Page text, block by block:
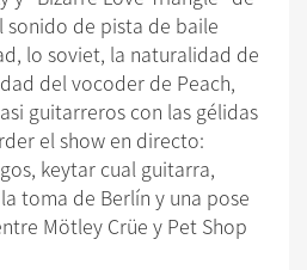
sonido de pista de baile
lo soviet, la naturalidad de
del vocoder de Peach,
guitarreros con las gélidas
el show en directo:
keytar cual guitarra,
toma de Berlín y una pose
Mötley Crüe y Pet Shop